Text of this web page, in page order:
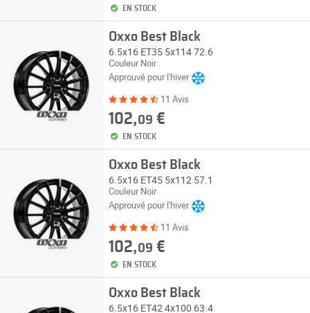
EN STOCK
Oxxo Best Black
6.5x16 ET35 5x114 72.6
Couleur Noir
Approuvé pour l'hiver
11 Avis
102,09 €
EN STOCK
Oxxo Best Black
6.5x16 ET45 5x112 57.1
Couleur Noir
Approuvé pour l'hiver
11 Avis
102,09 €
EN STOCK
Oxxo Best Black
6.5x16 ET42 4x100 63.4